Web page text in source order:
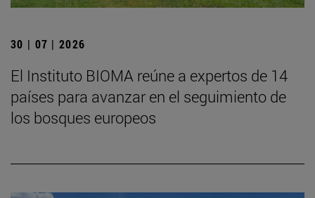
30 | 07 | 2026
El Instituto BIOMA reúne a expertos de 14
países para avanzar en el seguimiento de
los bosques europeos